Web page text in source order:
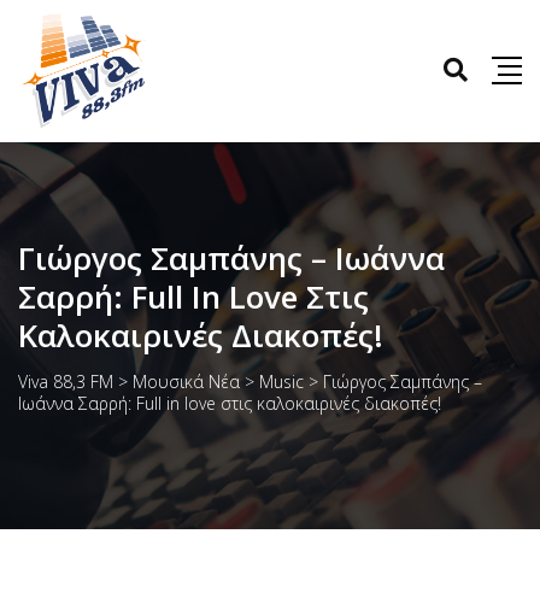
Γιώργος Σαμπάνης – Ιωάννα
Σαρρή: Full In Love Στις
Καλοκαιρινές Διακοπές!
Viva 88,3 FM > Μουσικά Νέα > Music > Γιώργος Σαμπάνης –
Ιωάννα Σαρρή: Full in love στις καλοκαιρινές διακοπές!